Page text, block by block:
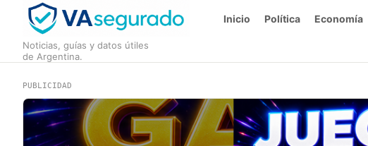
Noticias, guías y datos útiles
de Argentina.
Inicio Política Economía
PUBLICIDAD